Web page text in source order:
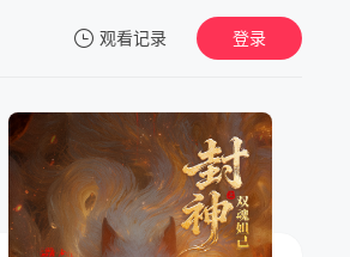
观看记录 登录